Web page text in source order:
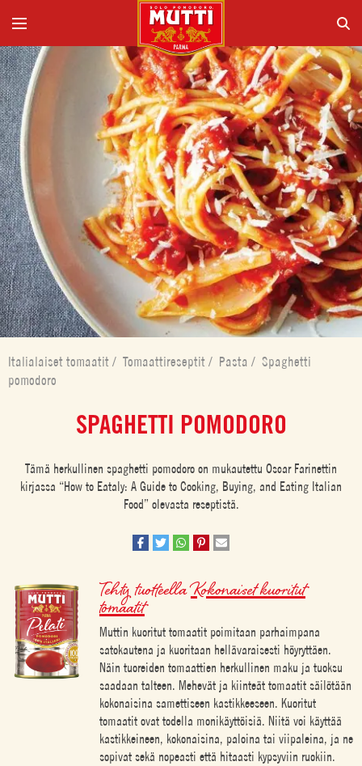
Italialaiset tomaatit / Tomaattireseptit / Pasta / Spaghetti
pomodoro
SPAGHETTI POMODORO
Tämä herkullinen spaghetti pomodoro on mukautettu Oscar Farinettin
kirjassa “How to Eataly: A Guide to Cooking, Buying, and Eating Italian
Food” olevasta reseptistä.
Tehty tuotteellaKokonaiset kuoritut
tomaatit
Muttin kuoritut tomaatit poimitaan parhaimpana
satokautena ja kuoritaan hellävaraisesti höyryttäen.
Näin tuoreiden tomaattien herkullinen maku ja tuoksu
saadaan talteen. Mehevät ja kiinteät tomaatit säilötään
kokonaisina samettiseen kastikkeeseen. Kuoritut
tomaatit ovat todella monikäyttöisiä. Niitä voi käyttää
kastikkeineen, kokonaisina, paloina tai viipaleina, ja ne
sopivat sekä nopeasti että hitaasti kypsyviin ruokiin.